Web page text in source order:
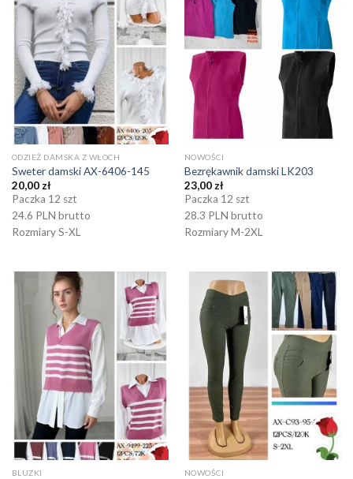
ODZIEŻ DAMSKA Z WŁOCH
Sweter damski AX-6406-145
20,00 zł
Paczka 12 szt
24.6 PLN brutto
Rozmiary S-XL
NOWOŚCI
Bezrękawnik damski LK203
23,00 zł
Paczka 12 szt
28.3 PLN brutto
Rozmiary M-2XL
BLUZKI NOWOŚCI